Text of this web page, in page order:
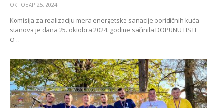
ОКТОБАР 25, 2024
Кomisija za realizaciju mera energetske sanacije poridičnih kuća i
stanova je dana 25. oktobra 2024. godine sačinila DOPUNU LISTE
O…